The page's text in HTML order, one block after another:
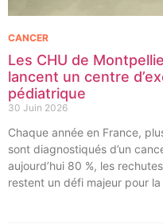
Les CHU de
lancent un centre
pédiatrique
30 Juin 2026
CANCER
Chaque année en France,
sont diagnostiqués d’un
aujourd’hui 80 %, les
restent un défi majeur pour